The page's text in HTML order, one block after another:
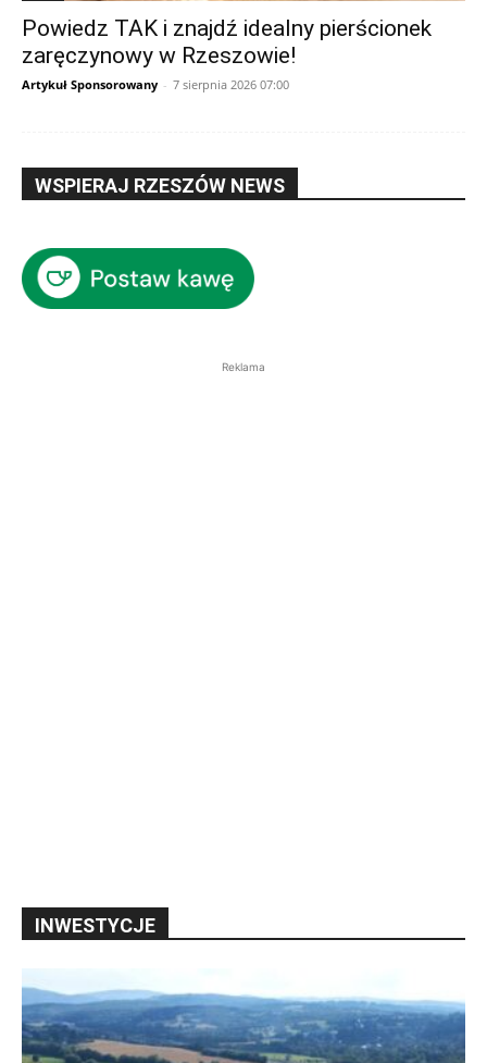
Powiedz TAK i znajdź idealny pierścionek
zaręczynowy w Rzeszowie!
Artykuł Sponsorowany - 7 sierpnia 2026 07:00
WSPIERAJ RZESZÓW NEWS
Reklama
INWESTYCJE